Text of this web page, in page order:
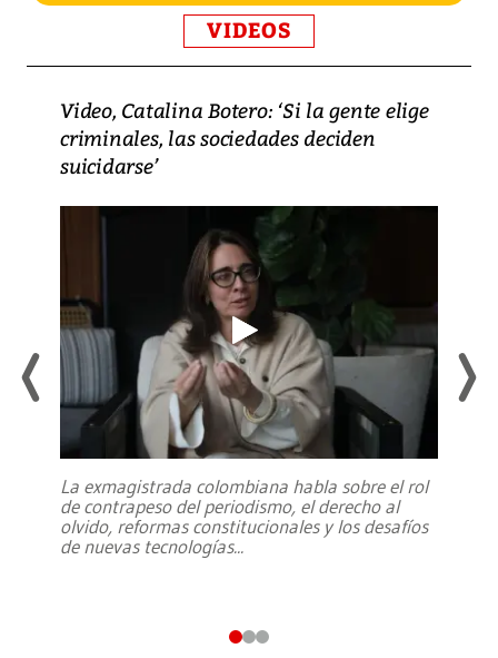
VIDEOS
Video, Catalina Botero: ‘Si la gente elige
criminales, las sociedades deciden
suicidarse’
La exmagistrada colombiana habla sobre el rol
de contrapeso del periodismo, el derecho al
olvido, reformas constitucionales y los desafíos
de nuevas tecnologías...